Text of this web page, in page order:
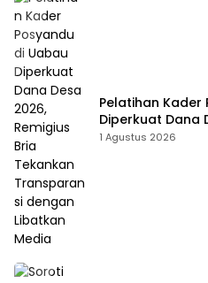
Pelatihan Kader
Diperkuat Dana
Tekankan
1 Agustus 2026